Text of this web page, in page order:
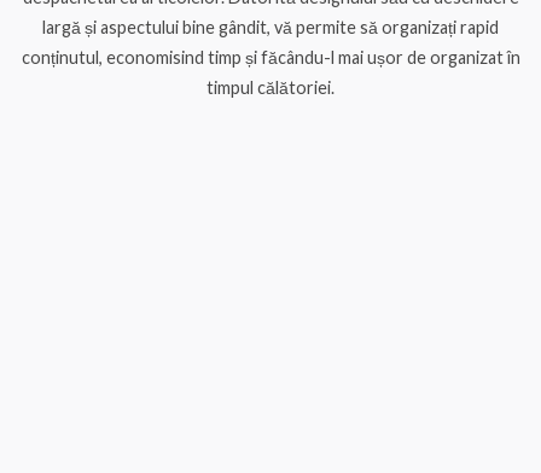
largă și aspectului bine gândit, vă permite să organizați rapid
conținutul, economisind timp și făcându-l mai ușor de organizat în
timpul călătoriei.